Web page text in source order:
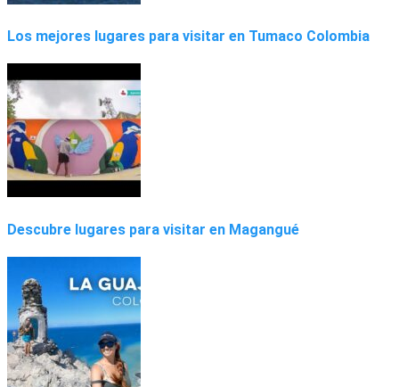
Los mejores lugares para visitar en Tumaco Colombia
Descubre lugares para visitar en Magangué